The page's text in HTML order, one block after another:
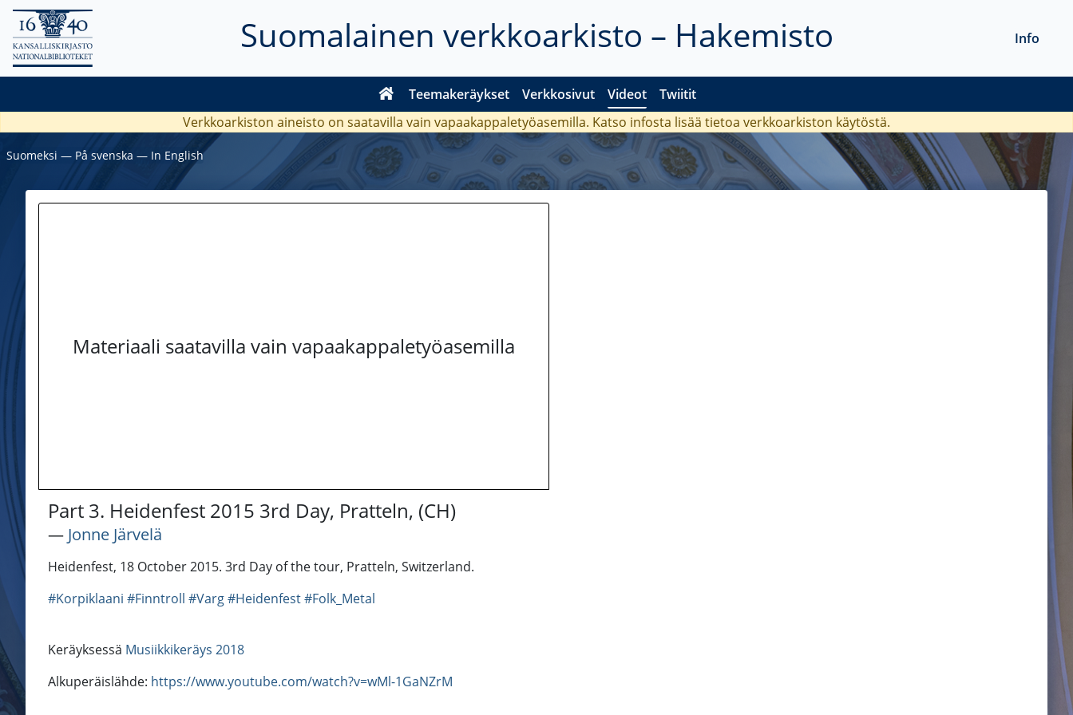
Suomalainen verkkoarkisto – Hakemisto
Teemakeräykset Verkkosivut Videot Twiitit
Info
Verkkoarkiston aineisto on saatavilla vain vapaakappaletyöasemilla. Katso infosta lisää tietoa verkkoarkiston käytöstä.
Suomeksi ― På svenska ― In English
Materiaali saatavilla vain vapaakappaletyöasemilla
Part 3. Heidenfest 2015 3rd Day, Pratteln, (CH)
― Jonne Järvelä
Heidenfest, 18 October 2015. 3rd Day of the tour, Pratteln, Switzerland.
#Korpiklaani #Finntroll #Varg#Heidenfest#Folk_Metal
Keräyksessä Musiikkikeräys 2018
Alkuperäislähde: https://www.youtube.com/watch?v=wMl-1GaNZrM